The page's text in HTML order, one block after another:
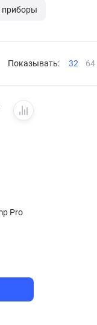
приборы
Показывать: 32 64
Pro